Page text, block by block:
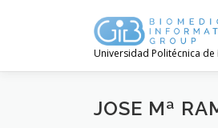
Universidad Politécnica de
JOSE Mª